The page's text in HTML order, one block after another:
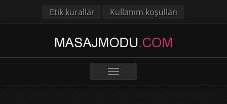
Etik kurallar Kullanım koşulları
Toggle